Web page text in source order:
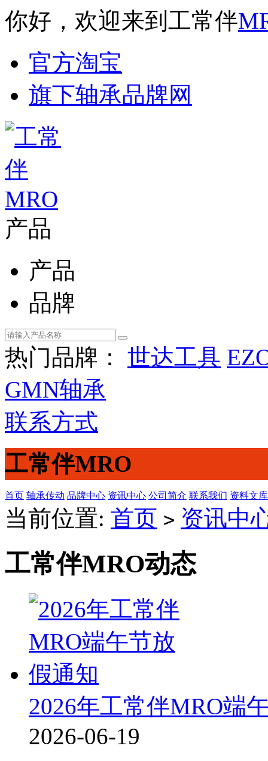
你好，欢迎来到工常伴
官方淘宝
旗下轴承品牌网
产品
产品
品牌
热门品牌： 世达工具
GMN轴承
联系方式
工常伴MRO
首页 轴承传动 品牌中心 资讯中心 公司简介 联系我们 资料文库
当前位置: 首页 > 资讯中
工常伴MRO动态
2026年工常伴MRO端
2026-06-19